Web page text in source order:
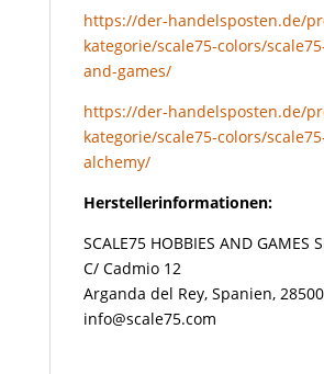
https://der-handelsposten.de/
kategorie/scale75-colors/
and-games/
https://der-handelsposten.de/
kategorie/scale75-colors/
alchemy/
Herstellerinformationen:
SCALE75 HOBBIES AND GAMES
C/ Cadmio 12
Arganda del Rey, Spanien, 28500
info@scale75.com